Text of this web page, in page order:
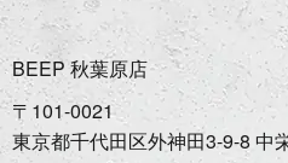
BEEP 秋葉原店
〒101-0021
東京都千代田区外神田3-9-8 中